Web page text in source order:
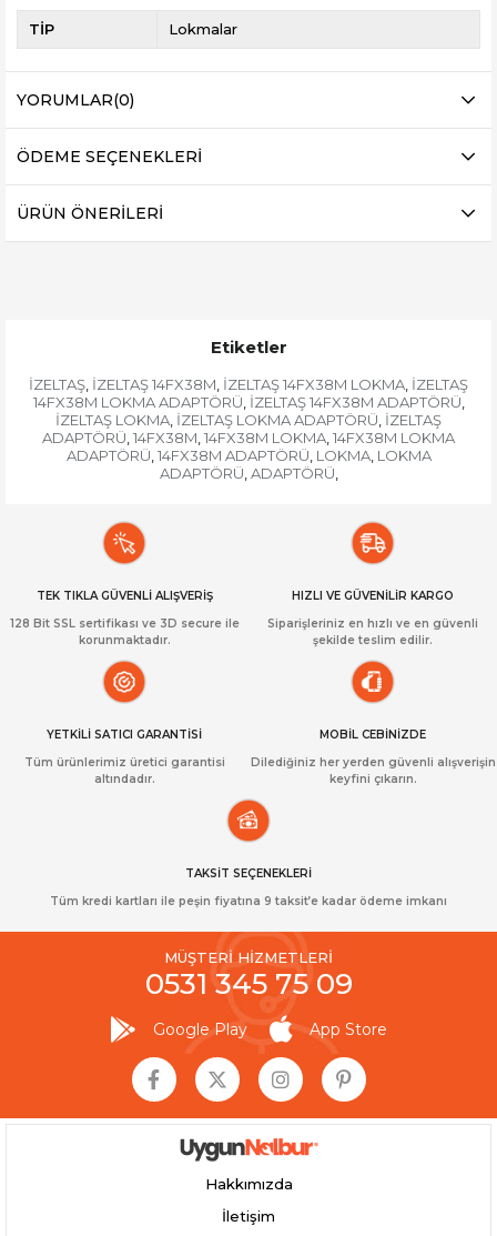
TİP Lokmalar
YORUMLAR(0)
ÖDEME SEÇENEKLERI
ÜRÜN ÖNERILERI
Etiketler
İZELTAŞ, İZELTAŞ 14FX38M, İZELTAŞ 14FX38M LOKMA, İZELTAŞ
14FX38M LOKMA ADAPTÖRÜ, İZELTAŞ 14FX38M ADAPTÖRÜ,
İZELTAŞ LOKMA, İZELTAŞ LOKMA ADAPTÖRÜ, İZELTAŞ
ADAPTÖRÜ, 14FX38M, 14FX38M LOKMA, 14FX38M LOKMA
ADAPTÖRÜ, 14FX38M ADAPTÖRÜ, LOKMA, LOKMA
ADAPTÖRÜ, ADAPTÖRÜ,
TEK TIKLA GÜVENLİ ALIŞVERİŞ
128 Bit SSL sertifikası ve 3D secure ile
korunmaktadır.
HIZLI VE GÜVENİLİR KARGO
Siparişleriniz en hızlı ve en güvenli
şekilde teslim edilir.
YETKİLİ SATICI GARANTİSİ
Tüm ürünlerimiz üretici garantisi
altındadır.
MOBİL CEBİNİZDE
Dilediğiniz her yerden güvenli alışverişin
keyfini çıkarın.
TAKSİT SEÇENEKLERİ
Tüm kredi kartları ile peşin fiyatına 9 taksit’e kadar ödeme imkanı
MÜŞTERİ HİZMETLERİ
0531 345 75 09
Google Play App Store
Hakkımızda
İletişim